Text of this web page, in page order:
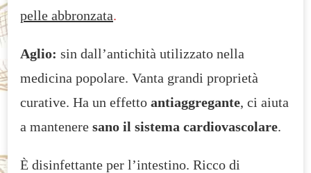
pelle abbronzata.
Aglio: sin dall’antichità utilizzato nella
medicina popolare. Vanta grandi proprietà
curative. Ha un effetto antiaggregante, ci aiuta
a mantenere sano il sistema cardiovascolare.
È disinfettante per l’intestino. Ricco di